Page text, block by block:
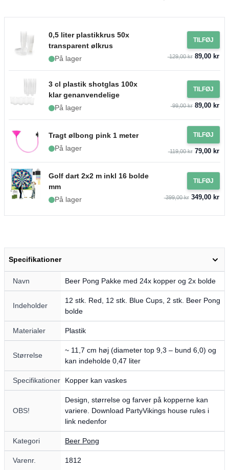
0,5 liter plastikkrus 50x
transparent ølkrus
På lager
TILFØJ
129,00 kr89,00 kr
3 cl plastik shotglas 100x
klar genanvendelige
På lager
TILFØJ
99,00 kr89,00 kr
Tragt ølbong pink 1 meter
På lager
TILFØJ
119,00 kr79,00 kr
Golf dart 2x2 m inkl 16 bolde
mm
På lager
TILFØJ
399,00 kr349,00 kr
Specifikationer
Navn Beer Pong Pakke med 24x kopper og 2x bolde
Indeholder
12 stk. Red, 12 stk. Blue Cups, 2 stk. Beer Pong
bolde
Materialer Plastik
Størrelse
~ 11,7 cm høj (diameter top 9,3 – bund 6,0) og
kan indeholde 0,47 liter
Specifikationer Kopper kan vaskes
OBS!
Design, størrelse og farver på kopperne kan
variere. Download PartyVikings house rules i
link nedenfor
Kategori Beer Pong
Varenr. 1812